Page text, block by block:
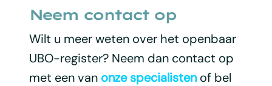
Neem contact op
Wilt u meer weten over het openbaar
UBO-register? Neem dan contact op
met een van onze specialistenof bel